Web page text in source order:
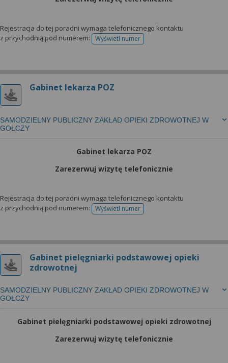
Rejestracja do tej poradni wymaga telefonicznego kontaktu
z przychodnią pod numerem:
Wyświetl numertelefonu do rejestracji
Gabinet lekarza POZ
SAMODZIELNY PUBLICZNY ZAKŁAD OPIEKI ZDROWOTNEJ W
GOŁCZY
Gabinet lekarza POZ
Zarezerwuj wizytę telefonicznie
Rejestracja do tej poradni wymaga telefonicznego kontaktu
z przychodnią pod numerem:
Wyświetl numertelefonu do rejestracji
Gabinet pielęgniarki podstawowej opieki
zdrowotnej
SAMODZIELNY PUBLICZNY ZAKŁAD OPIEKI ZDROWOTNEJ W
GOŁCZY
Gabinet pielęgniarki podstawowej opieki zdrowotnej
Zarezerwuj wizytę telefonicznie